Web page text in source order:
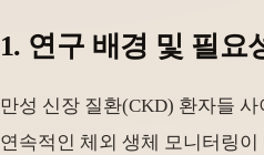
1. 연구 배경 및 필요
만성 신장 질환(CKD) 환자들 사
연속적인 체외 생체 모니터링